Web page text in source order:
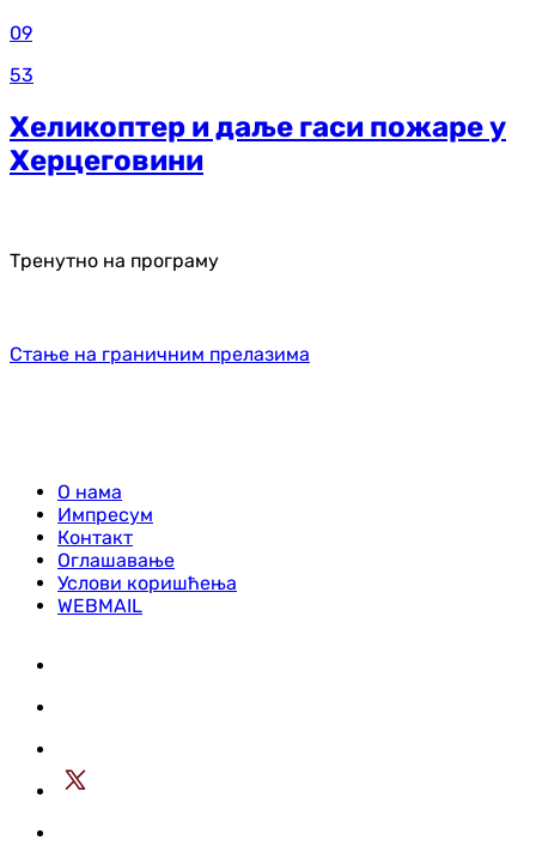
09
53
Хеликоптер и даље гаси пожаре у
Херцеговини
Тренутно на програму
Стање на граничним прелазима
О нама
Импресум
Контакт
Оглашавање
Услови коришћења
WEBMAIL